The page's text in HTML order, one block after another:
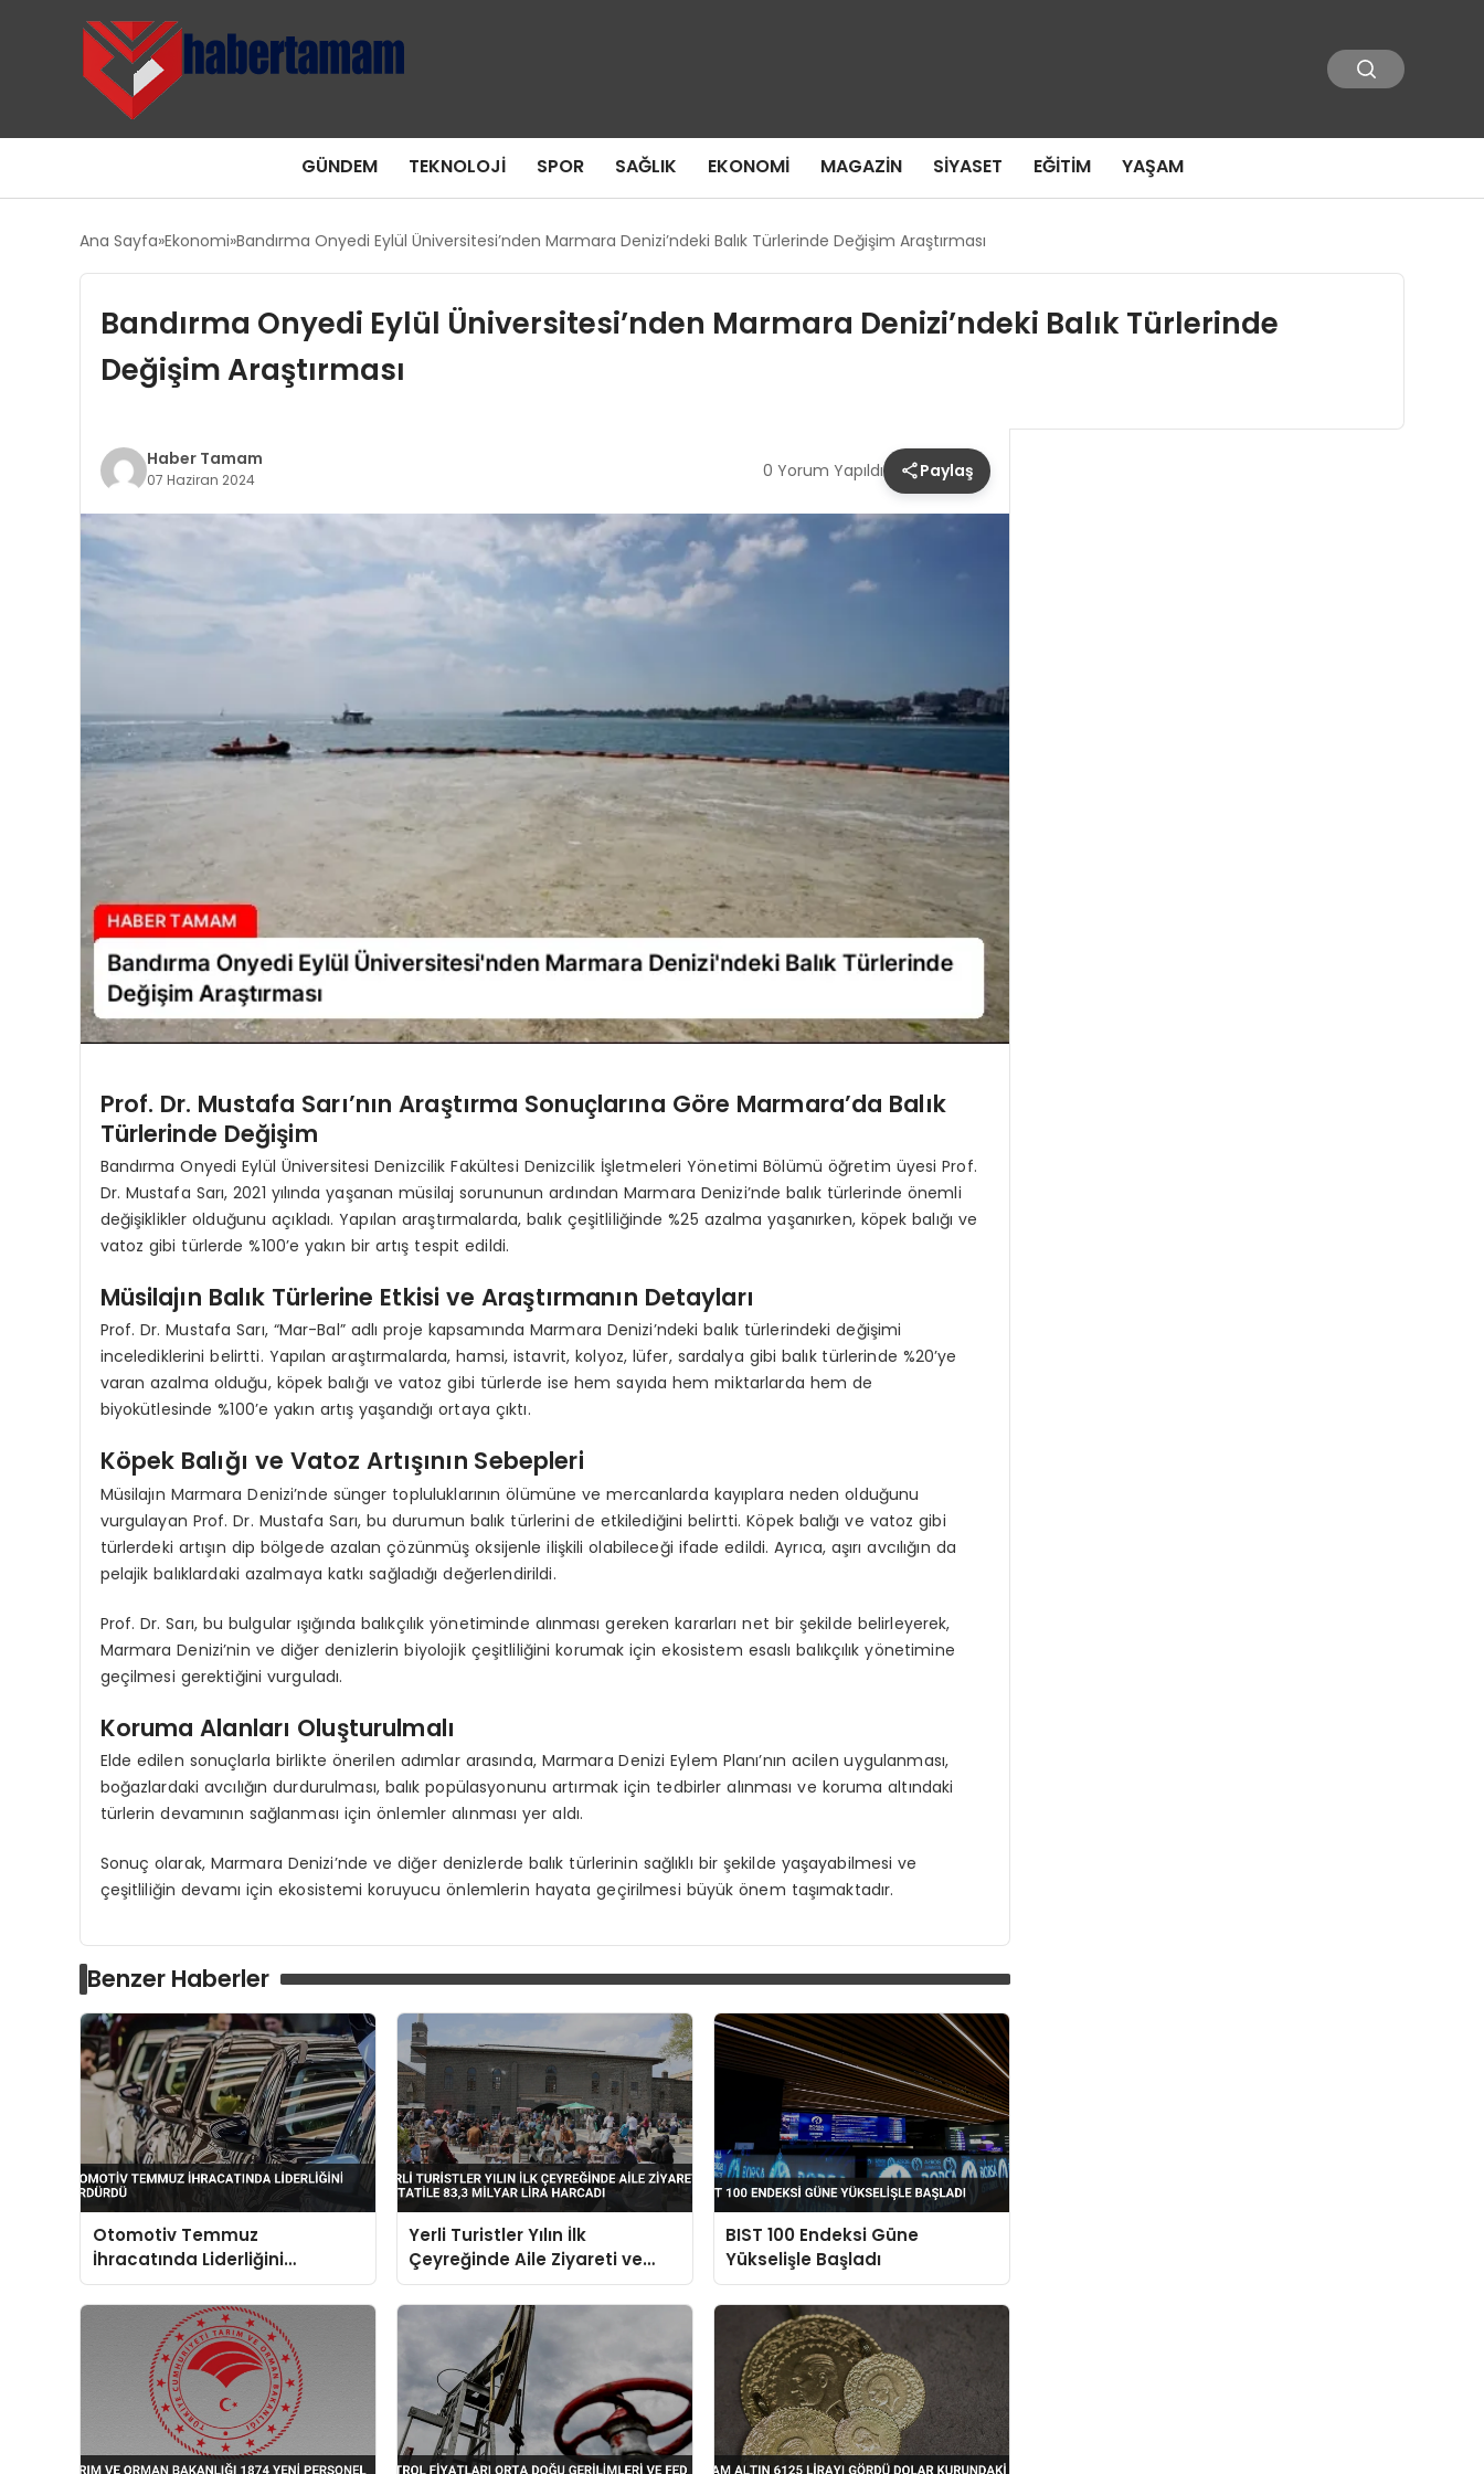
GÜNDEM TEKNOLOJI SPOR SAĞLIK EKONOMI MAGAZIN SIYASET EĞITIM YAŞAM
Ana Sayfa Ekonomi Bandırma Onyedi Eylül Üniversitesi’nden Marmara Denizi’ndeki Balık Türlerinde Değişim Araştırması
Bandırma Onyedi Eylül Üniversitesi’nden Marmara Denizi’ndeki Balık Türlerinde
Değişim Araştırması
Haber Tamam
07 Haziran 2024 0 Yorum Yapıldı Paylaş
Prof. Dr. Mustafa Sarı’nın Araştırma Sonuçlarına Göre Marmara’da Balık
Türlerinde Değişim
Bandırma Onyedi Eylül Üniversitesi Denizcilik Fakültesi Denizcilik İşletmeleri Yönetimi Bölümü öğretim üyesi Prof.
Dr. Mustafa Sarı, 2021 yılında yaşanan müsilaj sorununun ardından Marmara Denizi’nde balık türlerinde önemli
değişiklikler olduğunu açıkladı. Yapılan araştırmalarda, balık çeşitliliğinde %25 azalma yaşanırken, köpek balığı ve
vatoz gibi türlerde %100’e yakın bir artış tespit edildi.
Müsilajın Balık Türlerine Etkisi ve Araştırmanın Detayları
Prof. Dr. Mustafa Sarı, “Mar-Bal” adlı proje kapsamında Marmara Denizi’ndeki balık türlerindeki değişimi
incelediklerini belirtti. Yapılan araştırmalarda, hamsi, istavrit, kolyoz, lüfer, sardalya gibi balık türlerinde %20’ye
varan azalma olduğu, köpek balığı ve vatoz gibi türlerde ise hem sayıda hem miktarlarda hem de
biyokütlesinde %100’e yakın artış yaşandığı ortaya çıktı.
Köpek Balığı ve Vatoz Artışının Sebepleri
Müsilajın Marmara Denizi’nde sünger topluluklarının ölümüne ve mercanlarda kayıplara neden olduğunu
vurgulayan Prof. Dr. Mustafa Sarı, bu durumun balık türlerini de etkilediğini belirtti. Köpek balığı ve vatoz gibi
türlerdeki artışın dip bölgede azalan çözünmüş oksijenle ilişkili olabileceği ifade edildi. Ayrıca, aşırı avcılığın da
pelajik balıklardaki azalmaya katkı sağladığı değerlendirildi.
Prof. Dr. Sarı, bu bulgular ışığında balıkçılık yönetiminde alınması gereken kararları net bir şekilde belirleyerek,
Marmara Denizi’nin ve diğer denizlerin biyolojik çeşitliliğini korumak için ekosistem esaslı balıkçılık yönetimine
geçilmesi gerektiğini vurguladı.
Koruma Alanları Oluşturulmalı
Elde edilen sonuçlarla birlikte önerilen adımlar arasında, Marmara Denizi Eylem Planı’nın acilen uygulanması,
boğazlardaki avcılığın durdurulması, balık popülasyonunu artırmak için tedbirler alınması ve koruma altındaki
türlerin devamının sağlanması için önlemler alınması yer aldı.
Sonuç olarak, Marmara Denizi’nde ve diğer denizlerde balık türlerinin sağlıklı bir şekilde yaşayabilmesi ve
çeşitliliğin devamı için ekosistemi koruyucu önlemlerin hayata geçirilmesi büyük önem taşımaktadır.
Benzer Haberler
Otomotiv Temmuz
İhracatında Liderliğini
Sürdürdü
Yerli Turistler Yılın İlk
Çeyreğinde Aile Ziyareti ve
Tatile 83,3 Milyar Lira Harcadı
BIST 100 Endeksi Güne
Yükselişle Başladı